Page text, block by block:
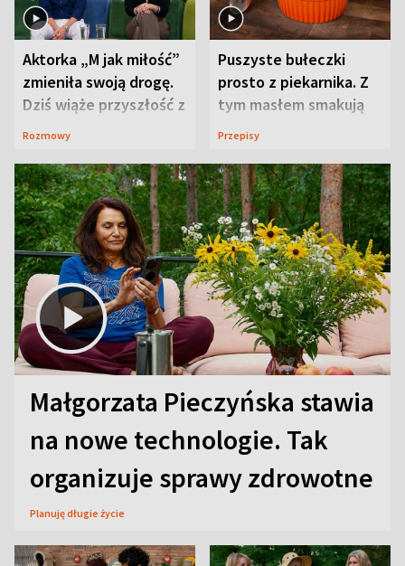
Aktorka „M jak miłość”
zmieniła swoją drogę.
Dziś wiąże przyszłość z
neurobiologią
Rozmowy
Puszyste bułeczki
prosto z piekarnika. Z
tym masłem smakują
jeszcze lepiej
Przepisy
Małgorzata Pieczyńska stawia
na nowe technologie. Tak
organizuje sprawy zdrowotne
Planuję długie życie